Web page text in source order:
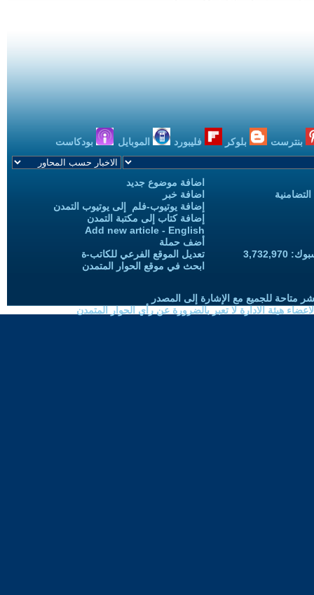
بنترست بلوكر فليبورد الموبايل بودكاست
اضافة موضوع جديد
اضافة خبر
إضافة يوتيوب-فلم إلى يوتيوب التمدن
إضافة كتاب إلى مكتبة التمدن
Add new article - English
أضف حملة
تعديل الموقع الفرعي للكاتب-ة
ابحث في موقع الحوار المتمدن
متاحة للجميع مع الإشارة إلى المصدر
هيئة الادارة لا تعبر بالضرورة عن رأي الحوار المتمدن